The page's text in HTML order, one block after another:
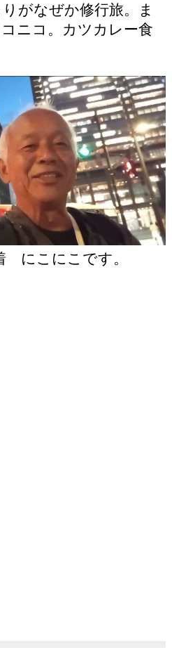
がなぜか修行旅。ま
ニコ。カツカレー食
にこにこです。